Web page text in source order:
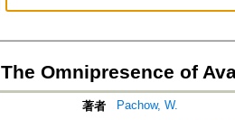
The Omnipresence of
著者 Pachow, W.